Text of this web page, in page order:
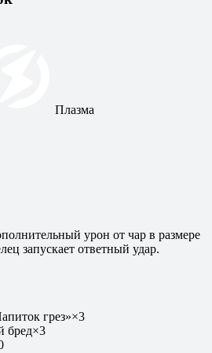
Плазма
урон от чар в размере
запускает ответный удар.
грез»×3
бред×3